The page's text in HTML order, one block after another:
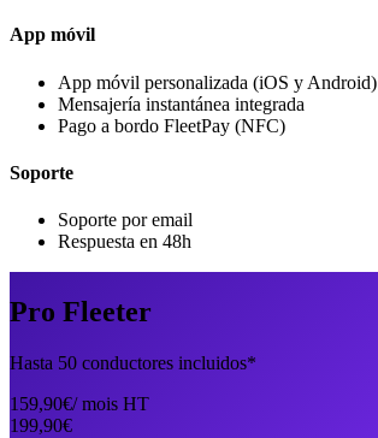
App móvil
App móvil personalizada (iOS y Android)
Mensajería instantánea integrada
Pago a bordo FleetPay (NFC)
Soporte
Soporte por email
Respuesta en 48h
Pro Fleeter
Hasta 50 conductores incluidos*
159,90€/ mois HT
199,90€